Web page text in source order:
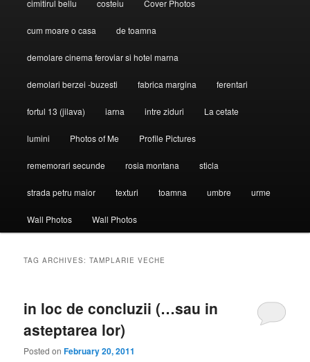
cimitirul bellu costeiu Cover Photos
cum moare o casa de toamna
demolare cinema feroviar si hotel marna
demolari berzei -buzesti fabrica margina ferentari
fortul 13 (jilava) iarna intre ziduri La cetate
lumini Photos of Me Profile Pictures
rememorari secunde rosia montana sticla
strada petru maior texturi toamna umbre urme
Wall Photos Wall Photos
TAG ARCHIVES:TAMPLARIE VECHE
in loc de concluzii (…sau in
asteptarea lor)
Posted onFebruary 20, 2011